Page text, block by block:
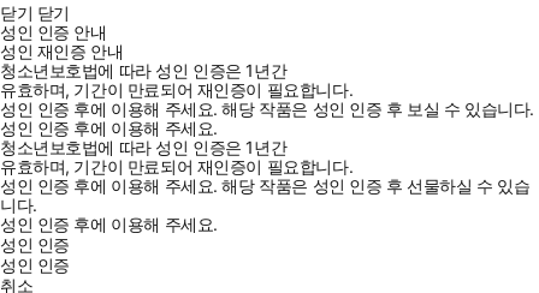
닫기 닫기
성인 인증 안내
성인 재인증 안내
청소년보호법에 따라 성인 인증은 1년간
유효하며, 기간이 만료되어 재인증이 필요합니다.
성인 인증 후에 이용해 주세요.해당 작품은 성인 인증 후 보실 수 있습니다.
성인 인증 후에 이용해 주세요.
청소년보호법에 따라 성인 인증은 1년간
유효하며, 기간이 만료되어 재인증이 필요합니다.
성인 인증 후에 이용해 주세요.해당 작품은 성인 인증 후 선물하실 수 있습
니다.
성인 인증 후에 이용해 주세요.
성인 인증
성인 인증
취소